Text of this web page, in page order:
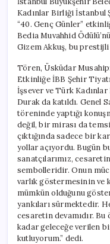
Kadınlar Birliği İstanbul
“40. Genç Günler”
Bedia Muvahhid
Gizem Akkuş, bu
Tören, Üsküdar
Etkinliğe İBB Şehir
İşsever ve Türk
Durak da katıldı. Genel
töreninde yaptığı
değil, bir mirası da
çıktığında sadece bir
yollar açıyordu. Bugün
sanatçılarımız,
sembolleridir. Onun
varlık göstermesinin
mümkün olduğunu
yankıları sürmektedir.
cesaretin devamıdır. Bu
kadar geleceğe verilen
kutluyorum.” dedi.